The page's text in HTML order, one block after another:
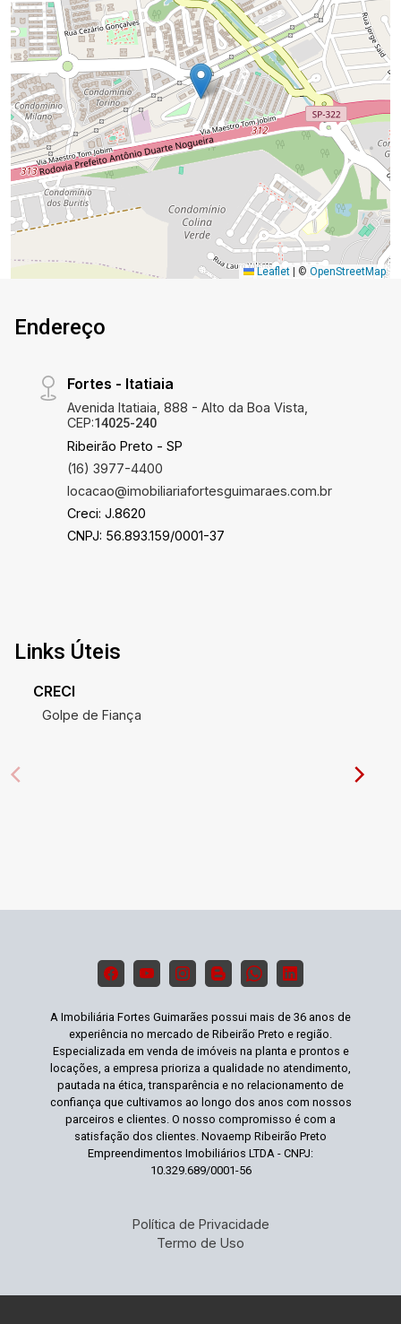
Leaflet © OpenStreetMap
Endereço
Fortes - Itatiaia
Avenida Itatiaia, 888 - Alto da Boa Vista,
CEP:14025-240
Ribeirão Preto - SP
(16) 3977-4400
locacao@imobiliariafortesguimaraes.com.br
Creci: J.8620
CNPJ: 56.893.159/0001-37
Links Úteis
CRECI
Golpe de Fiança
A Imobiliária Fortes Guimarães possui mais de 36 anos de
experiência no mercado de Ribeirão Preto e região.
Especializada em venda de imóveis na planta e prontos e
locações, a empresa prioriza a qualidade no atendimento,
pautada na ética, transparência e no relacionamento de
confiança que cultivamos ao longo dos anos com nossos
parceiros e clientes. O nosso compromisso é com a
satisfação dos clientes. Novaemp Ribeirão Preto
Empreendimentos Imobiliários LTDA - CNPJ:
10.329.689/0001-56
Política de Privacidade
Termo de Uso